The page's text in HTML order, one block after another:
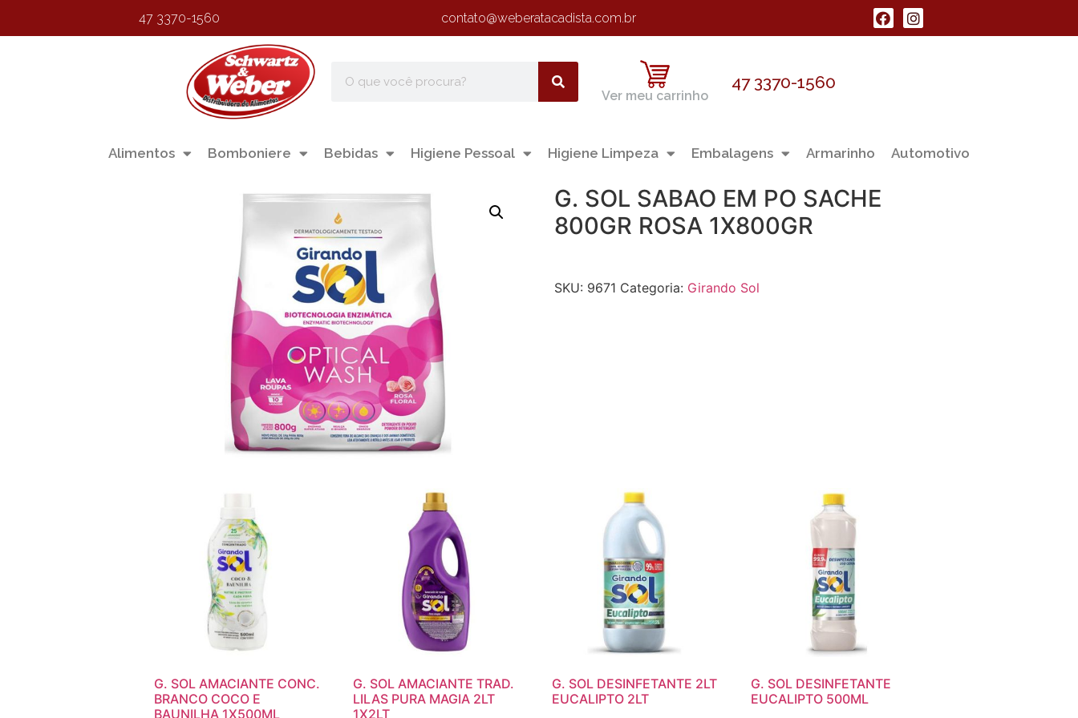
47 3370-1560 contato@weberatacadista.com.br
Ver meu carrinho
47 3370-1560
Alimentos Bomboniere Bebidas Higiene Pessoal Higiene Limpeza Embalagens Armarinho Automotivo
G. SOL SABAO EM PO SACHE
800GR ROSA 1X800GR
SKU: 9671 Categoria: Girando Sol
G. SOL AMACIANTE CONC.
BRANCO COCO E
BAUNILHA 1X500ML
G. SOL AMACIANTE TRAD.
LILAS PURA MAGIA 2LT
1X2LT
G. SOL DESINFETANTE 2LT
EUCALIPTO 2LT
G. SOL DESINFETANTE
EUCALIPTO 500ML